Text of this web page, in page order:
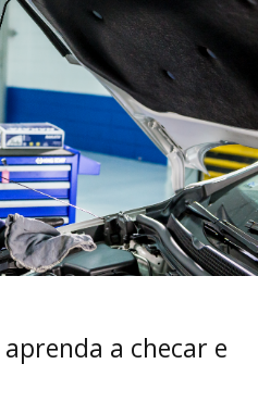
a checar e